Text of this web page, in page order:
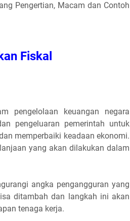
Pengertian, Macam dan Contoh
Fiskal
pengelolaan keuangan negara
pengeluaran pemerintah untuk
memperbaiki keadaan ekonomi.
yang akan dilakukan dalam
angka pengangguran yang
ditambah dan langkah ini akan
tenaga kerja.